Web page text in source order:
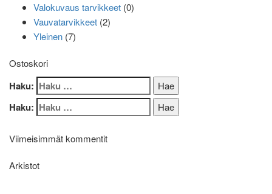
Valokuvaus tarvikkeet (0)
Vauvatarvikkeet (2)
Yleinen (7)
Ostoskori
Haku:
Haku:
Viimeisimmät kommentit
Arkistot